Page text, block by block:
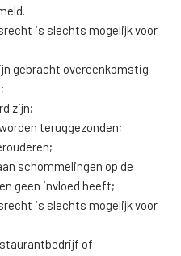
is slechts mogelijk voor
gebracht overeenkomstig
zijn;
teruggezonden;
schommelingen op de
geen invloed heeft;
is slechts mogelijk voor
of